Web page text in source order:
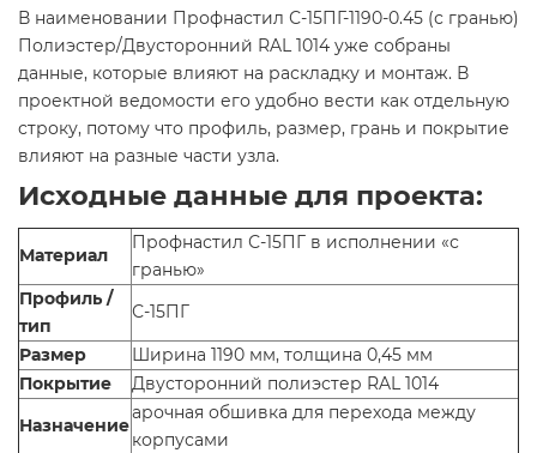
В наименовании Профнастил С-15ПГ-1190-0.45 (с гранью)
Полиэстер/Двусторонний RAL 1014 уже собраны
данные, которые влияют на раскладку и монтаж. В
проектной ведомости его удобно вести как отдельную
строку, потому что профиль, размер, грань и покрытие
влияют на разные части узла.
Исходные данные для проекта:
Материал
Профнастил С-15ПГ в исполнении «с
гранью»
Профиль /
тип
С-15ПГ
Размер
Ширина 1190 мм, толщина 0,45 мм
Покрытие
Двусторонний полиэстер RAL 1014
Назначение
арочная обшивка для перехода между
корпусами